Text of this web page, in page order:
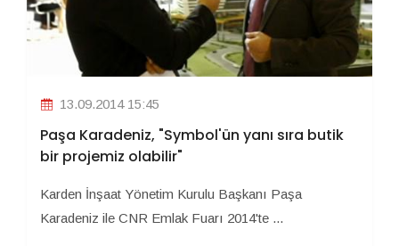
13.09.2014 15:45
Paşa Karadeniz, "Symbol'ün yanı sıra butik
bir projemiz olabilir"
Karden İnşaat Yönetim Kurulu Başkanı Paşa
Karadeniz ile CNR Emlak Fuarı 2014'te ...